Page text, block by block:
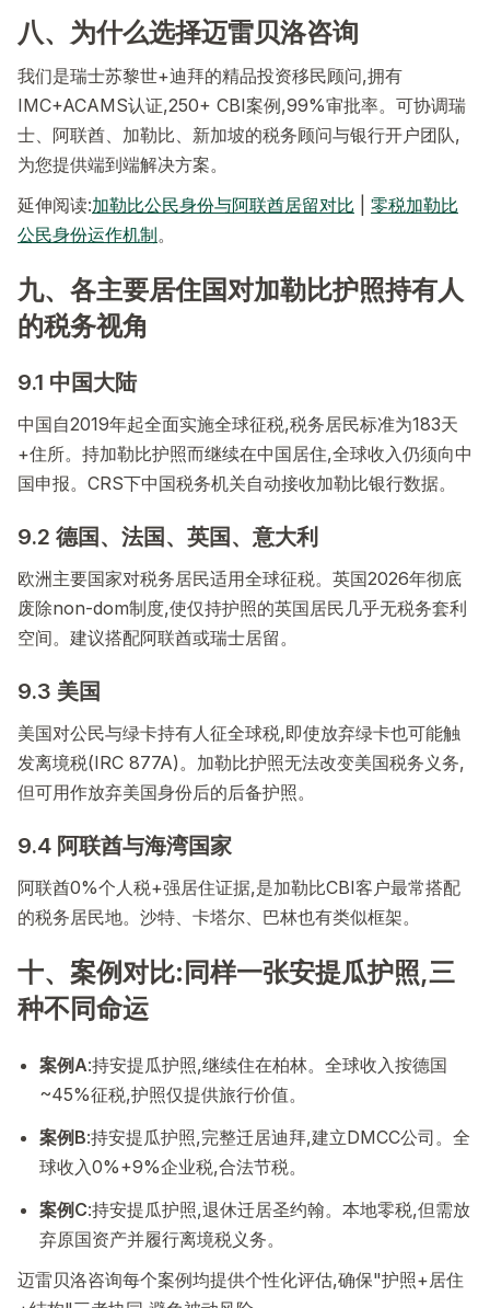
八、为什么选择迈雷贝洛咨询
我们是瑞士苏黎世+迪拜的精品投资移民顾问,拥有
IMC+ACAMS认证,250+ CBI案例,99%审批率。可协调瑞
士、阿联酋、加勒比、新加坡的税务顾问与银行开户团队,
为您提供端到端解决方案。
延伸阅读:加勒比公民身份与阿联酋居留对比
零税加勒比
公民身份运作机制。
九、各主要居住国对加勒比护照持有人
的税务视角
9.1 中国大陆
中国自2019年起全面实施全球征税,税务居民标准为183天
+住所。持加勒比护照而继续在中国居住,全球收入仍须向中
国申报。CRS下中国税务机关自动接收加勒比银行数据。
9.2 德国、法国、英国、意大利
欧洲主要国家对税务居民适用全球征税。英国2026年彻底
废除non-dom制度,使仅持护照的英国居民几乎无税务套利
空间。建议搭配阿联酋或瑞士居留。
9.3 美国
美国对公民与绿卡持有人征全球税,即使放弃绿卡也可能触
发离境税(IRC 877A)。加勒比护照无法改变美国税务义务,
但可用作放弃美国身份后的后备护照。
9.4 阿联酋与海湾国家
阿联酋0%个人税+强居住证据,是加勒比CBI客户最常搭配
的税务居民地。沙特、卡塔尔、巴林也有类似框架。
十、案例对比:同样一张安提瓜护照,三
种不同命运
案例A:持安提瓜护照,继续住在柏林。全球收入按德国
~45%征税,护照仅提供旅行价值。
案例B:持安提瓜护照,完整迁居迪拜,建立DMCC公司。全
球收入0%+9%企业税,合法节税。
案例C:持安提瓜护照,退休迁居圣约翰。本地零税,但需放
弃原国资产并履行离境税义务。
迈雷贝洛咨询每个案例均提供个性化评估,确保"护照+居住